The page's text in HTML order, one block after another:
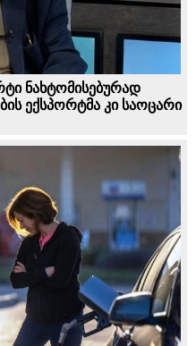
ნახტომისებურად
ექსპორტმა კი საოცარი